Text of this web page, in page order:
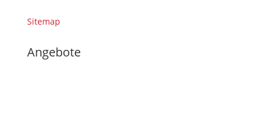
Sitemap
Angebote